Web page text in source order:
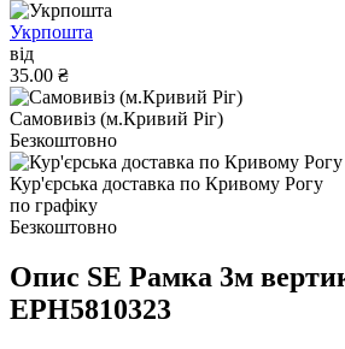
Укрпошта
від
35.00 ₴
Самовивіз (м.Кривий Ріг)
Безкоштовно
Кур'єрська доставка по Кривому Рогу
по графіку
Безкоштовно
Опис SE Рамка 3м
EPH5810323